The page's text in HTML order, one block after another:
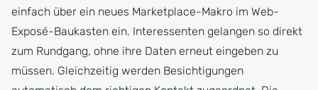
einfach über ein neues Marketplace-Makro im Web-
Exposé-Baukasten ein. Interessenten gelangen so direkt
zum Rundgang, ohne ihre Daten erneut eingeben zu
müssen. Gleichzeitig werden Besichtigungen